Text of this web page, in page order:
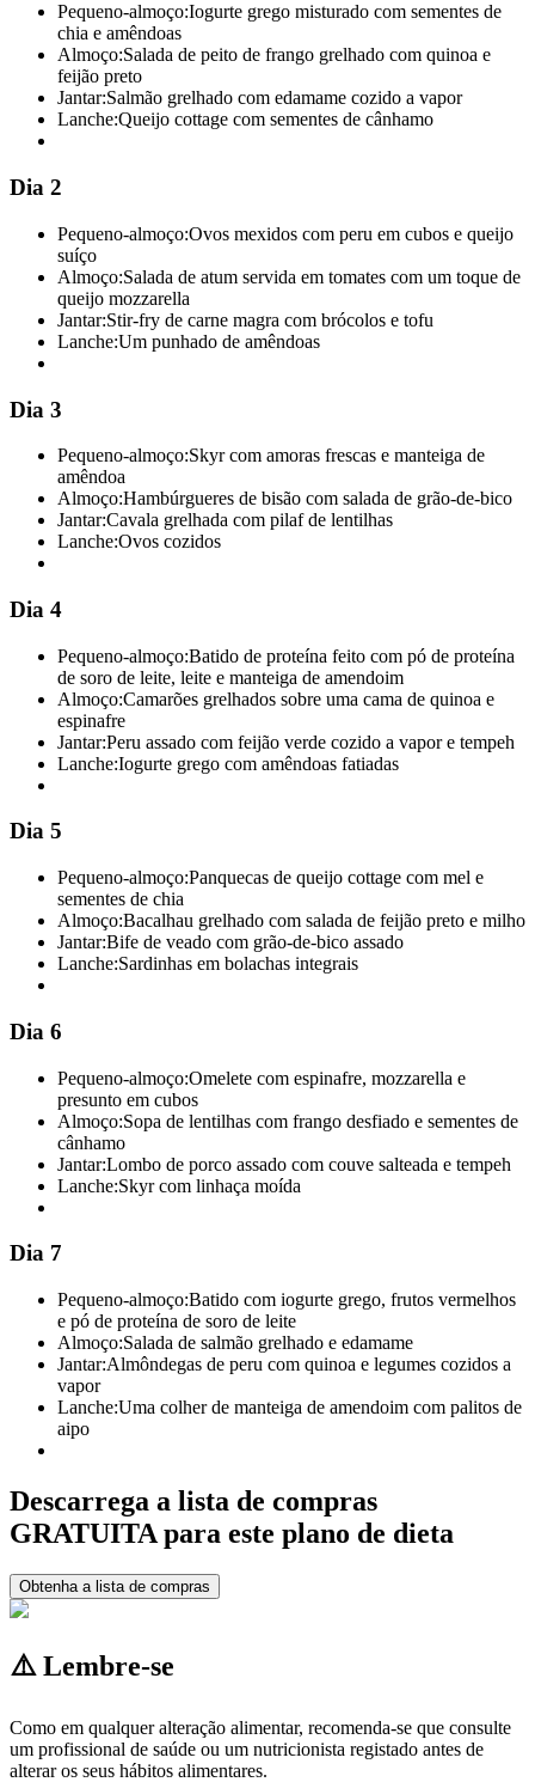
Pequeno-almoço:Iogurte grego misturado com sementes de
chia e amêndoas
Almoço:Salada de peito de frango grelhado com quinoa e
feijão preto
Jantar:Salmão grelhado com edamame cozido a vapor
Lanche:Queijo cottage com sementes de cânhamo
Dia 2
Pequeno-almoço:Ovos mexidos com peru em cubos e queijo
suíço
Almoço:Salada de atum servida em tomates com um toque de
queijo mozzarella
Jantar:Stir-fry de carne magra com brócolos e tofu
Lanche:Um punhado de amêndoas
Dia 3
Pequeno-almoço:Skyr com amoras frescas e manteiga de
amêndoa
Almoço:Hambúrgueres de bisão com salada de grão-de-bico
Jantar:Cavala grelhada com pilaf de lentilhas
Lanche:Ovos cozidos
Dia 4
Pequeno-almoço:Batido de proteína feito com pó de proteína
de soro de leite, leite e manteiga de amendoim
Almoço:Camarões grelhados sobre uma cama de quinoa e
espinafre
Jantar:Peru assado com feijão verde cozido a vapor e tempeh
Lanche:Iogurte grego com amêndoas fatiadas
Dia 5
Pequeno-almoço:Panquecas de queijo cottage com mel e
sementes de chia
Almoço:Bacalhau grelhado com salada de feijão preto e milho
Jantar:Bife de veado com grão-de-bico assado
Lanche:Sardinhas em bolachas integrais
Dia 6
Pequeno-almoço:Omelete com espinafre, mozzarella e
presunto em cubos
Almoço:Sopa de lentilhas com frango desfiado e sementes de
cânhamo
Jantar:Lombo de porco assado com couve salteada e tempeh
Lanche:Skyr com linhaça moída
Dia 7
Pequeno-almoço:Batido com iogurte grego, frutos vermelhos
e pó de proteína de soro de leite
Almoço:Salada de salmão grelhado e edamame
Jantar:Almôndegas de peru com quinoa e legumes cozidos a
vapor
Lanche:Uma colher de manteiga de amendoim com palitos de
aipo
Descarrega a lista de compras
GRATUITA para este plano de dieta
Obtenha a lista de compras
⚠️ Lembre-se
Como em qualquer alteração alimentar, recomenda-se que consulte
um profissional de saúde ou um nutricionista registado antes de
alterar os seus hábitos alimentares.